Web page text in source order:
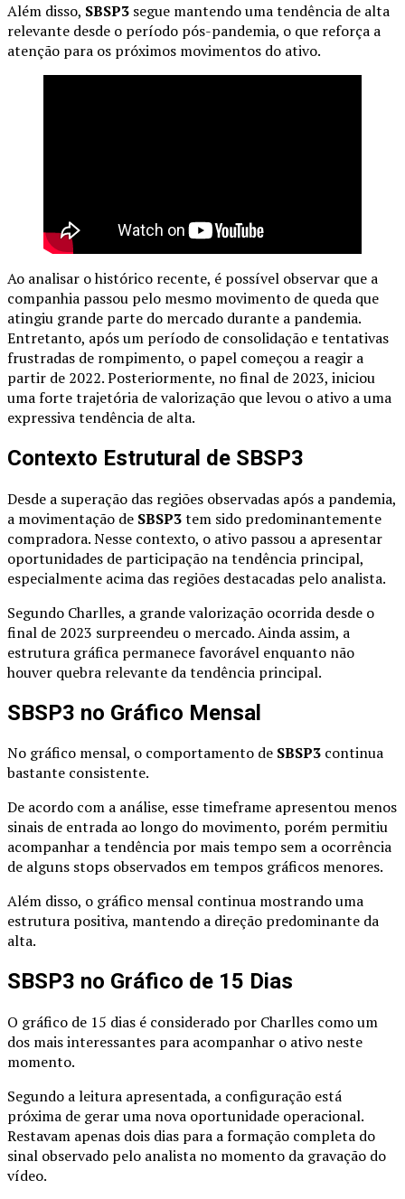
Além disso, SBSP3 segue mantendo uma tendência de alta
relevante desde o período pós-pandemia, o que reforça a
atenção para os próximos movimentos do ativo.
Ao analisar o histórico recente, é possível observar que a
companhia passou pelo mesmo movimento de queda que
atingiu grande parte do mercado durante a pandemia.
Entretanto, após um período de consolidação e tentativas
frustradas de rompimento, o papel começou a reagir a
partir de 2022. Posteriormente, no final de 2023, iniciou
uma forte trajetória de valorização que levou o ativo a uma
expressiva tendência de alta.
Contexto Estrutural de SBSP3
Desde a superação das regiões observadas após a pandemia,
a movimentação de SBSP3tem sido predominantemente
compradora. Nesse contexto, o ativo passou a apresentar
oportunidades de participação na tendência principal,
especialmente acima das regiões destacadas pelo analista.
Segundo Charlles, a grande valorização ocorrida desde o
final de 2023 surpreendeu o mercado. Ainda assim, a
estrutura gráfica permanece favorável enquanto não
houver quebra relevante da tendência principal.
SBSP3 no Gráfico Mensal
No gráfico mensal, o comportamento de SBSP3 continua
bastante consistente.
De acordo com a análise, esse timeframe apresentou menos
sinais de entrada ao longo do movimento, porém permitiu
acompanhar a tendência por mais tempo sem a ocorrência
de alguns stops observados em tempos gráficos menores.
Além disso, o gráfico mensal continua mostrando uma
estrutura positiva, mantendo a direção predominante da
alta.
SBSP3 no Gráfico de 15 Dias
O gráfico de 15 dias é considerado por Charlles como um
dos mais interessantes para acompanhar o ativo neste
momento.
Segundo a leitura apresentada, a configuração está
próxima de gerar uma nova oportunidade operacional.
Restavam apenas dois dias para a formação completa do
sinal observado pelo analista no momento da gravação do
vídeo.